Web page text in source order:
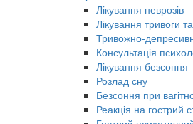
Лікування неврозів
Лікування тривоги
Тривожно-
Консультація
Лікування безсоння
Розлад сну
Безсоння при
Реакція на гострий